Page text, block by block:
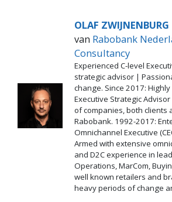
OLAF ZWIJNENBURG
van Rabobank
Consultancy
Experienced C-level
strategic advisor |
change. Since 2017:
Executive Strategic
of companies, both clients
Rabobank. 1992-2017:
Omnichannel Executive
Armed with extensive
and D2C experience in
Operations, MarCom,
well known retailers and
heavy periods of change